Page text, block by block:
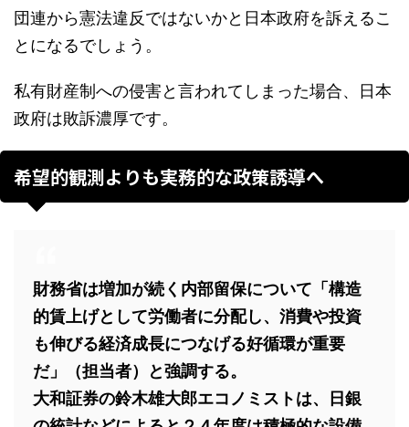
団連から憲法違反ではないかと日本政府を訴えるこ
とになるでしょう。
私有財産制への侵害と言われてしまった場合、日本
政府は敗訴濃厚です。
希望的観測よりも実務的な政策誘導へ
財務省は増加が続く内部留保について「構造
的賃上げとして労働者に分配し、消費や投資
も伸びる経済成長につなげる好循環が重要
だ」（担当者）と強調する。
大和証券の鈴木雄大郎エコノミストは、日銀